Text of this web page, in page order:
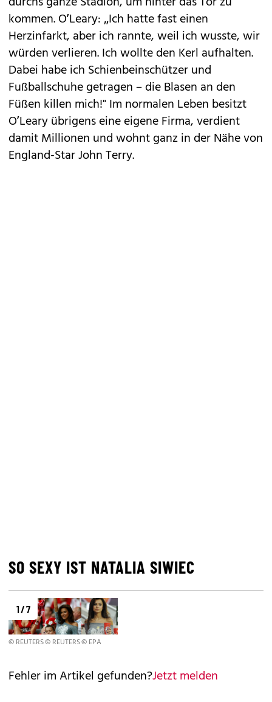
kommen. O’Leary: „Ich hatte fast einen
Herzinfarkt, aber ich rannte, weil ich wusste, wir
würden verlieren. Ich wollte den Kerl aufhalten.
Dabei habe ich Schienbeinschützer und
Fußballschuhe getragen – die Blasen an den
Füßen killen mich!" Im normalen Leben besitzt
O’Leary übrigens eine eigene Firma, verdient
damit Millionen und wohnt ganz in der Nähe von
England-Star John Terry.
SO SEXY IST NATALIA SIWIEC
1 / 7
© REUTERS© REUTERS© EPA
Fehler im Artikel gefunden?Jetzt melden